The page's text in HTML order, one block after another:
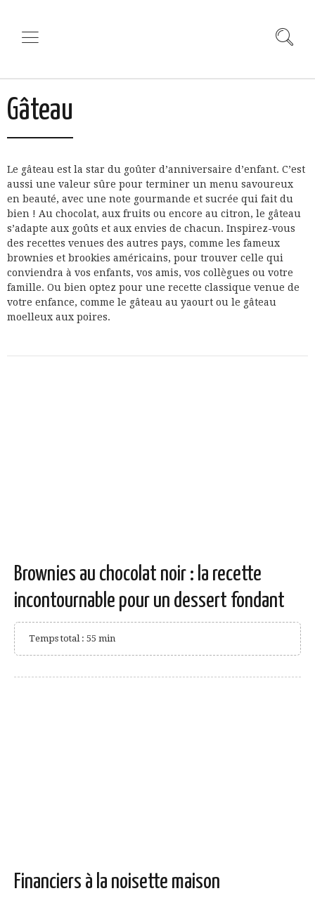
Gâteau
Le gâteau est la star du goûter d’anniversaire d’enfant. C’est
aussi une valeur sûre pour terminer un menu savoureux
en beauté, avec une note gourmande et sucrée qui fait du
bien ! Au chocolat, aux fruits ou encore au citron, le gâteau
s’adapte aux goûts et aux envies de chacun. Inspirez-vous
des recettes venues des autres pays, comme les fameux
brownies et brookies américains, pour trouver celle qui
conviendra à vos enfants, vos amis, vos collègues ou votre
famille. Ou bien optez pour une recette classique venue de
votre enfance, comme le gâteau au yaourt ou le gâteau
moelleux aux poires.
Brownies au chocolat noir : la recette
incontournable pour un dessert fondant
Temps total : 55 min
Financiers à la noisette maison